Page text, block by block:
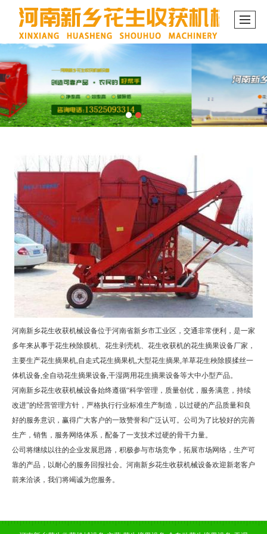
河南新乡花生收获机械设备位于河南省新乡市工业区，交通非常便利，是一家
多年来从事于花生秧除膜机、花生剥壳机、花生收获机的花生摘果设备厂家，
主要生产花生摘果机,自走式花生摘果机,大型花生摘果,羊草花生秧除膜揉丝一
体机设备,全自动花生摘果设备,干湿两用花生摘果设备等大中小型产品。
河南新乡花生收获机械设备始终遵循“科学管理，质量创优，服务满意，持续
改进”的经营管理方针，严格执行行业标准生产制造，以过硬的产品质量和良
好的服务意识，赢得广大客户的一致赞誉和广泛认可。公司为了比较好的完善
生产，销售，服务网络体系，配备了一支技术过硬的骨干力量。
公司将继续以往的企业发展思路，积极参与市场竞争，拓展市场网络，生产可
靠的产品，以耐心的服务回报社会。河南新乡花生收获机械设备欢迎新老客户
前来洽谈，我们将竭诚为您服务。